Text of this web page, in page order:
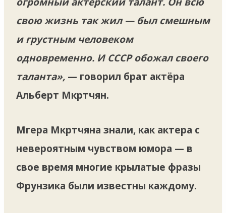
свою жизнь так жил — был смешным
и грустным человеком
одновременно. И СССР обожал своего
таланта», — говорил брат актёра
Альберт Мкртчян.
Мгера Мкртчяна знали, как актера с
невероятным чувством юмора — в
свое время многие крылатые фразы
Фрунзика были известны каждому.